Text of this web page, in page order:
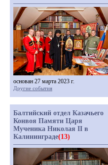
основан 27 марта 2023 г.
Другие события
Балтийский отдел Казачьего
Конвоя Памяти Царя
Мученика Николая II в
Калининграде(13)